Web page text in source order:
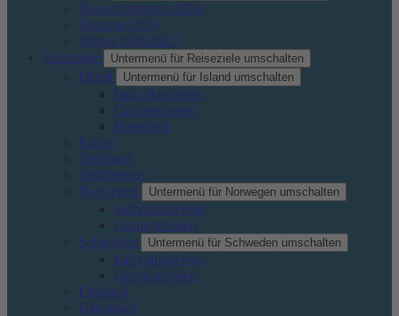
Sonnenfinsternis 2026
Sommer 2026
Winter 2026/2027
Reiseziele
Untermenü für Reiseziele umschalten
Island Untermenü für Island umschalten
Individualreisen
Gruppenreisen
Reitreisen
Färöer
Grönland
Spitzbergen
Norwegen
Untermenü für Norwegen umschalten
Individualreisen
Gruppenreisen
Schweden
Untermenü für Schweden umschalten
Individualreisen
Gruppenreisen
Finnland
Dänemark